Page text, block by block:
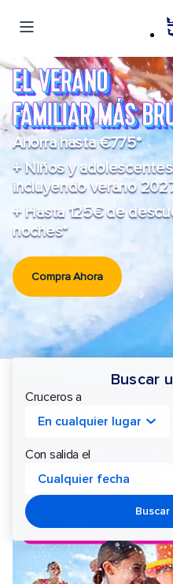
Ahorra hasta €775*
+ Niños y
incluyendo verano
+ Hasta 125€ de
noches*
Compra Ahora
Buscar
Con salida el
Cualquier fecha
Cruceros a
En cualquier lugar
Caribbean
Cruceros